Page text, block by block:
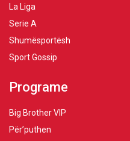
La Liga
Serie A
Shumësportësh
Sport Gossip
Programe
Big Brother VIP
Për’puthen